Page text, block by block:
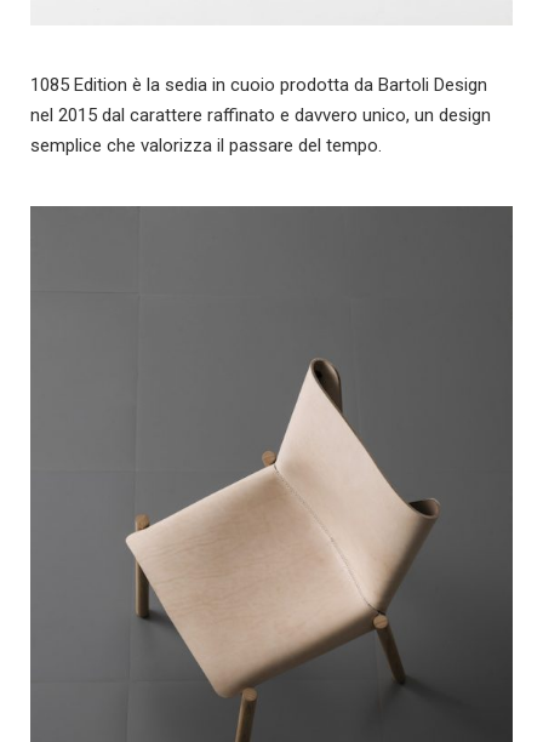
1085 Edition è la sedia in cuoio prodotta da Bartoli Design
nel 2015 dal carattere raffinato e davvero unico, un design
semplice che valorizza il passare del tempo.